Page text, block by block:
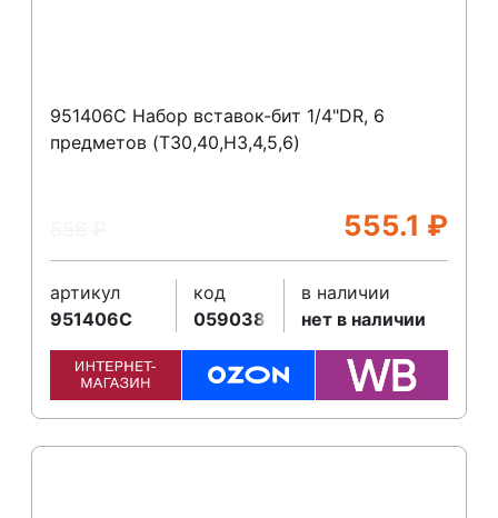
951406C Набор вставок-бит 1/4"DR, 6
предметов (T30,40,H3,4,5,6)
555.1 ₽
артикул
951406C
код
059038
в наличии
нет в наличии